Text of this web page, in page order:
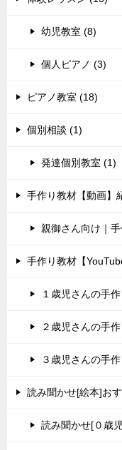
幼児教室 (8)
個人ピアノ (3)
ピアノ教室 (18)
個別相談 (1)
発達個別教室 (1)
手作り教材【動画】
親御さん向け｜
手作り教材【
１歳児さんの手
２歳児さんの手
３歳児さんの手
読み聞かせ[絵本]お
読み聞かせ[０歳